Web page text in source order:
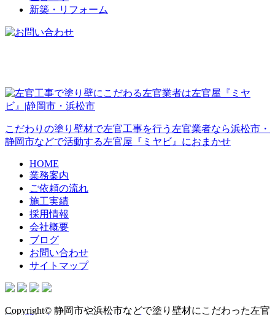
新築・リフォーム
こだわりの塗り壁材で左官工事を行う左官業者なら浜松市・
静岡市などで活動する左官屋『ミヤビ』におまかせ
HOME
業務案内
ご依頼の流れ
施工実績
採用情報
会社概要
ブログ
お問い合わせ
サイトマップ
Copyright© 静岡市や浜松市などで塗り壁材にこだわった左官